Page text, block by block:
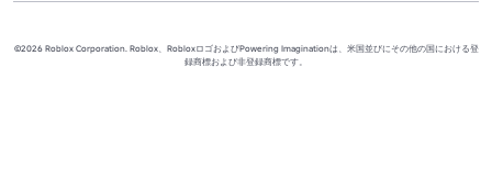
©2026 Roblox Corporation. Roblox、RobloxロゴおよびPowering Imaginationは、米国並びにその他の国における登
録商標および非登録商標です。